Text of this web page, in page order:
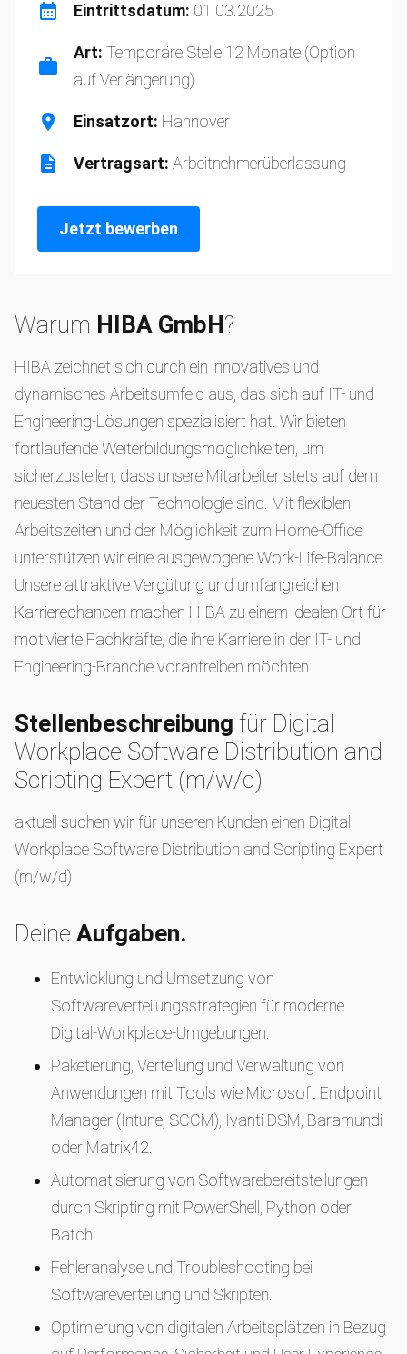
Eintrittsdatum: 01.03.2025
Art: Temporäre Stelle 12 Monate (Option
auf Verlängerung)
Einsatzort: Hannover
Vertragsart: Arbeitnehmerüberlassung
Jetzt bewerben
Warum HIBA GmbH?
HIBA zeichnet sich durch ein innovatives und
dynamisches Arbeitsumfeld aus, das sich auf IT- und
Engineering-Lösungen spezialisiert hat. Wir bieten
fortlaufende Weiterbildungsmöglichkeiten, um
sicherzustellen, dass unsere Mitarbeiter stets auf dem
neuesten Stand der Technologie sind. Mit flexiblen
Arbeitszeiten und der Möglichkeit zum Home-Office
unterstützen wir eine ausgewogene Work-Life-Balance.
Unsere attraktive Vergütung und umfangreichen
Karrierechancen machen HIBA zu einem idealen Ort für
motivierte Fachkräfte, die ihre Karriere in der IT- und
Engineering-Branche vorantreiben möchten.
Stellenbeschreibung für Digital
Workplace Software Distribution and
Scripting Expert (m/w/d)
aktuell suchen wir für unseren Kunden einen Digital
Workplace Software Distribution and Scripting Expert
(m/w/d)
Deine Aufgaben.
Entwicklung und Umsetzung von
Softwareverteilungsstrategien für moderne
Digital-Workplace-Umgebungen.
Paketierung, Verteilung und Verwaltung von
Anwendungen mit Tools wie Microsoft Endpoint
Manager (Intune, SCCM), Ivanti DSM, Baramundi
oder Matrix42.
Automatisierung von Softwarebereitstellungen
durch Skripting mit PowerShell, Python oder
Batch.
Fehleranalyse und Troubleshooting bei
Softwareverteilung und Skripten.
Optimierung von digitalen Arbeitsplätzen in Bezug